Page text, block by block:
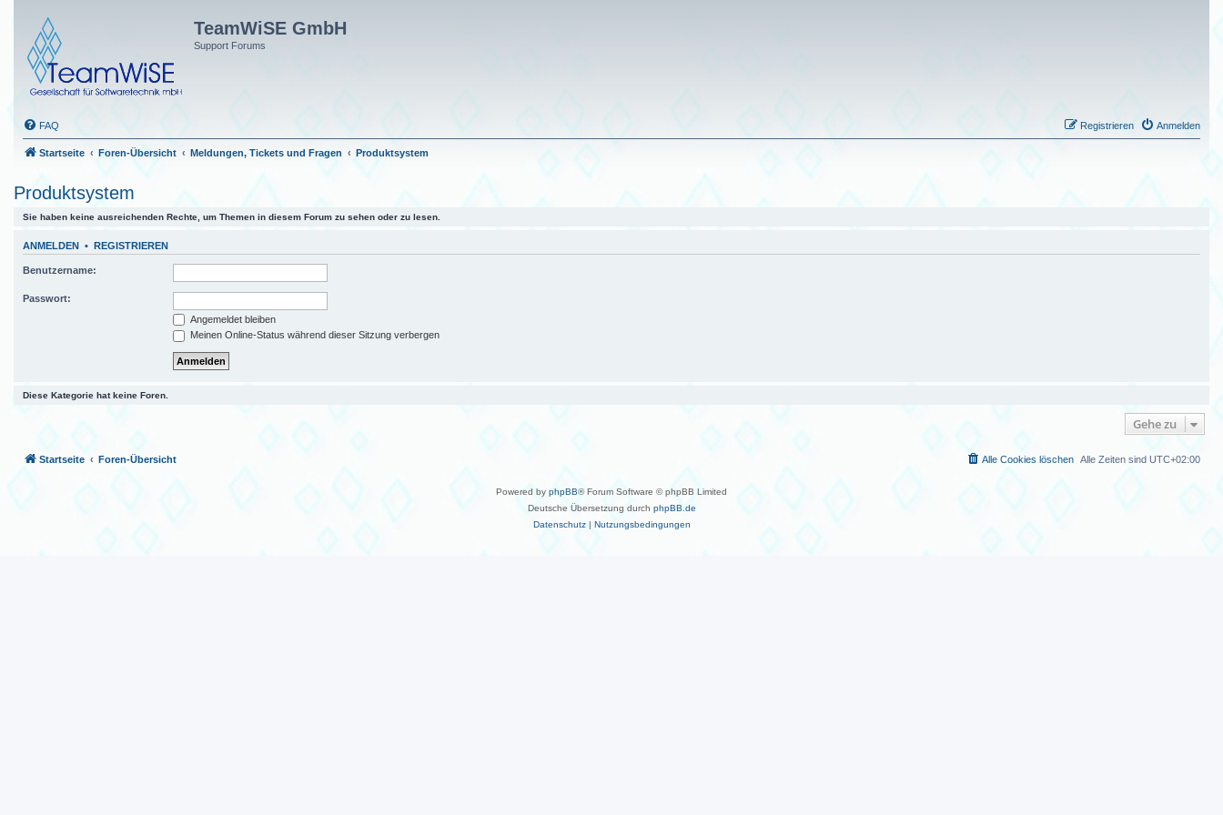
TeamWiSE GmbH
Support Forums
FAQ Anmelden
Registrieren
Startseite Foren-Übersicht Meldungen, Tickets und Fragen Produktsystem
Produktsystem
Sie haben keine ausreichenden Rechte, um Themen in diesem Forum zu sehen oder zu lesen.
ANMELDEN • REGISTRIEREN
Benutzername:
Passwort:
Angemeldet bleiben
Meinen Online-Status während dieser Sitzung verbergen
Diese Kategorie hat keine Foren.
Gehe zu
Startseite Foren-Übersicht Alle Zeiten sind UTC+02:00
Alle Cookies löschen
Powered by phpBB® Forum Software © phpBB Limited
Deutsche Übersetzung durch phpBB.de
Datenschutz| Nutzungsbedingungen